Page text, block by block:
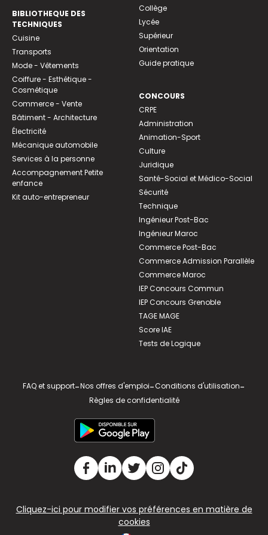
BIBLIOTHEQUE DES
TECHNIQUES
Cuisine
Transports
Mode - Vêtements
Coiffure - Esthétique -
Cosmétique
Commerce - Vente
Bâtiment - Architecture
Électricité
Mécanique automobile
Services à la personne
Accompagnement Petite
enfance
Kit auto-entrepreneur
Collège
Lycée
Supérieur
Orientation
Guide pratique
CONCOURS
CRPE
Administration
Animation-Sport
Culture
Juridique
Santé-Social et Médico-Social
Sécurité
Technique
Ingénieur Post-Bac
Ingénieur Maroc
Commerce Post-Bac
Commerce Admission Parallèle
Commerce Maroc
IEP Concours Commun
IEP Concours Grenoble
TAGE MAGE
Score IAE
Tests de Logique
FAQ et support-Nos offres d'emploi-Conditions d'utilisation-
Règles de confidentialité
Cliquez-ici pour modifier vos préférences en matière de
cookies